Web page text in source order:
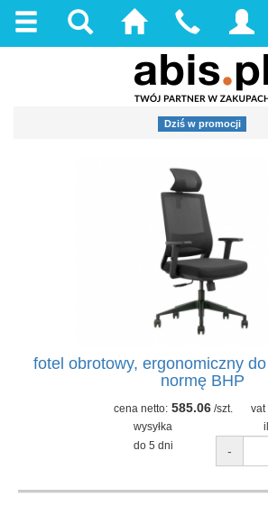
Dziś w promocji
fotel obrotowy, ergonomiczny do
normę BHP
cena netto: 585.06 /szt.
vat
wysyłka
do 5 dni
-